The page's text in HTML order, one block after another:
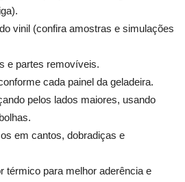
vinil (confira amostras e simulações
e partes removíveis.
cada painel da geladeira.
pelos lados maiores, usando
em cantos, dobradiças e
térmico para melhor aderência e